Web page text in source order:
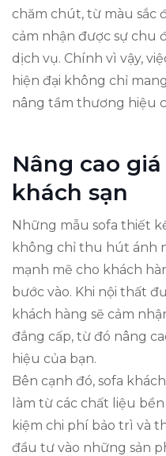
chăm chút, từ màu sắc
cảm nhận được sự chu
dịch vụ. Chính vì vậy,
hiện đại không chỉ
nâng tầm thương hiệu
Nâng cao
khách sạn
Những mẫu sofa thiết
không chỉ thu hút ánh
mạnh mẽ cho khách
bước vào. Khi nội thất
khách hàng sẽ cảm
đẳng cấp, từ đó nâng
hiệu của bạn.
Bên cạnh đó, sofa
làm từ các chất liệu
kiệm chi phí bảo trì và
đầu tư vào những sản